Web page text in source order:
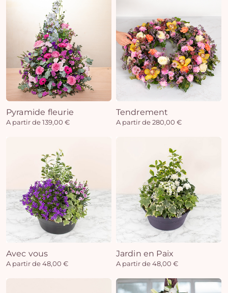
Pyramide fleurie
A partir de 139,00 €
Tendrement
A partir de 280,00 €
Avec vous
A partir de 48,00 €
Jardin en Paix
A partir de 48,00 €